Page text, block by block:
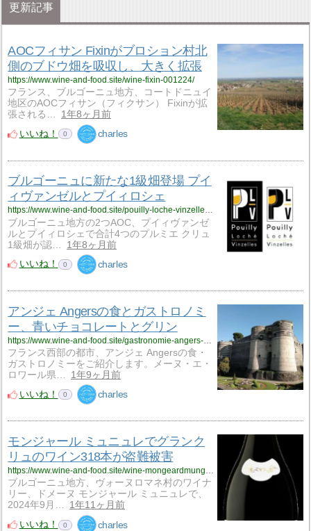
更新記事
AOCフィサン Fixinがブロション村北
側のブドウ畑を吸収し、大きく拡張
https://www.wine-and-food.site/wine-fixin-001224/
フランス、ブルゴーニュ地方、コートドニュイ
地区のAOCフィサン（フィクサン） Fixinが拡
張される…
1年8ヶ月前
いいね！
0 charles
ブルゴーニュに新たな1級畑登場 プイ
ィヴァンゼルとプイィロシェ
https://www.wine-and-food.site/pouilly-loche-vinzelles-001224/
ブルゴーニュ地方の2つAOC、プイィヴァンゼ
ルとプイィロシェで合計4つのプルミエ クリュ
1級畑が認…
1年8ヶ月前
いいね！
0 charles
アンジェ Angersの食とガストロノミ
ー、青いチョコレートとグリン
フランス西部の都市、アンジェ Angersの食・
ガストロノミーをご紹介します。メーヌ・エ・
ロワール県…
1年9ヶ月前
いいね！
0 charles
モンジャール ミュニュレでグランク
リュのワイン318本が盗難被害
https://www.wine-and-food.site/wine-mongeardmungeret1-000924/
ブルゴーニュ地方、ヴォーヌロマネ村のワイナ
リー、ドメーヌ モンジャール ミュニュレで、
2024年9月…
1年11ヶ月前
いいね！
0 charles